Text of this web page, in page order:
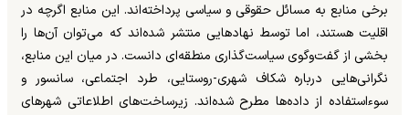
برخی منابع به مسائل حقوقی و سیاسی پرداخته‌اند. این منابع اگرچه در
اقلیت هستند، اما توسط نهادهایی منتشر شده‌اند که می‌توان آن‌ها را
بخشی از گفت‌وگوی سیاست‌گذاری منطقه‌ای دانست. در میان این منابع،
نگرانی‌هایی درباره شکاف شهری-روستایی، طرد اجتماعی، سانسور و
سوءاستفاده از داده‌ها مطرح شده‌اند. زیرساخت‌های اطلاعاتی شهرهای